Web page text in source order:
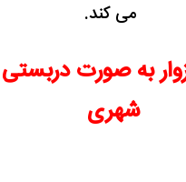
می کند.
به صورت
شهری